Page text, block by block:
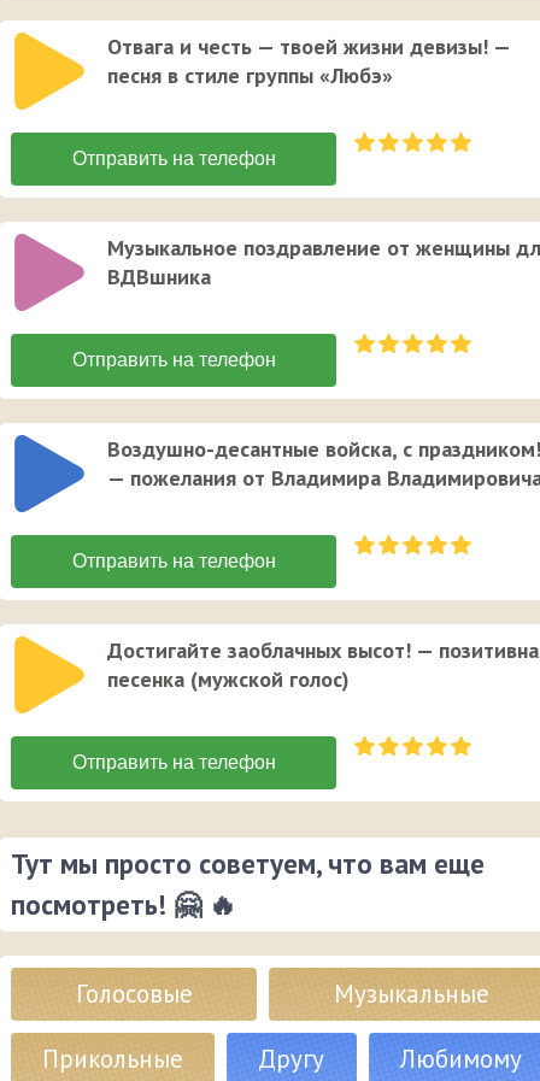
Отвага и честь — твоей жизни девизы! —
песня в стиле группы «Любэ»
Музыкальное поздравление от женщины
ВДВшника
Воздушно-десантные войска, с праздником!
— пожелания от Владимира
Достигайте заоблачных высот! —
песенка (мужской голос)
Тут мы просто советуем, что вам еще
посмотреть! 🤗 🔥
Голосовые
Музыкальные
Прикольные
Другу Любимому